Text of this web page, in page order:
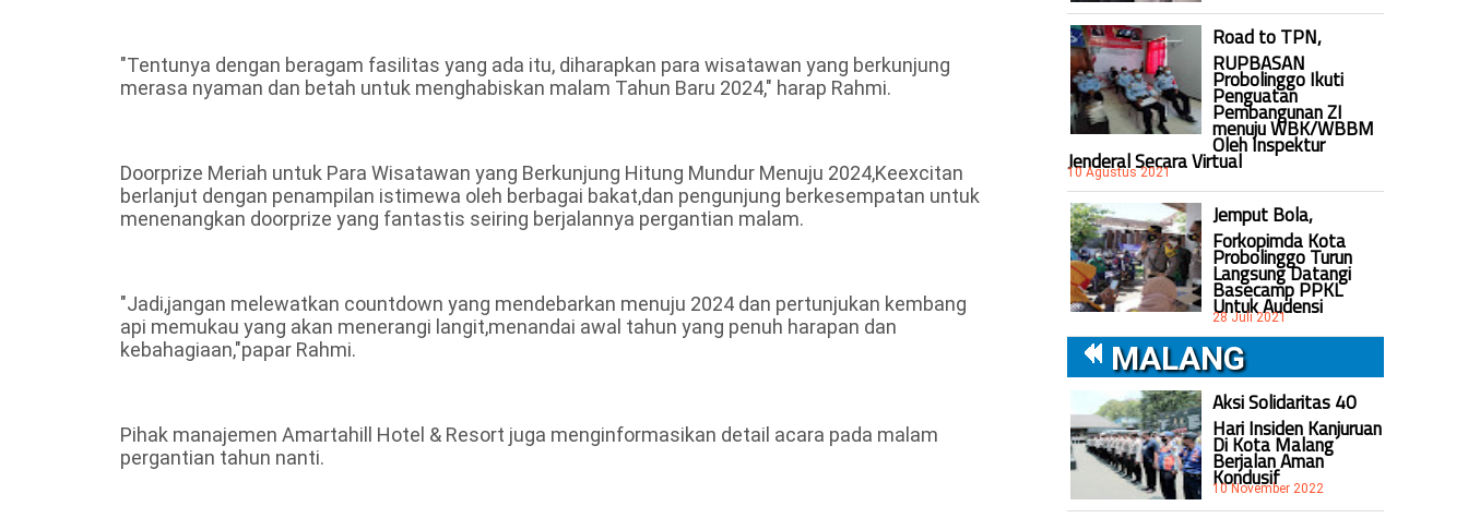
"Tentunya dengan beragam fasilitas yang ada itu, diharapkan para wisatawan yang berkunjung
merasa nyaman dan betah untuk menghabiskan malam Tahun Baru 2024," harap Rahmi.
Doorprize Meriah untuk Para Wisatawan yang Berkunjung Hitung Mundur Menuju 2024,Keexcitan
berlanjut dengan penampilan istimewa oleh berbagai bakat,dan pengunjung berkesempatan untuk
menenangkan doorprize yang fantastis seiring berjalannya pergantian malam.
"Jadi,jangan melewatkan countdown yang mendebarkan menuju 2024 dan pertunjukan kembang
api memukau yang akan menerangi langit,menandai awal tahun yang penuh harapan dan
kebahagiaan,"papar Rahmi.
Pihak manajemen Amartahill Hotel & Resort juga menginformasikan detail acara pada malam
pergantian tahun nanti.
Road to TPN,
RUPBASAN
Probolinggo Ikuti
Penguatan
Pembangunan ZI
menuju WBK/WBBM
Oleh Inspektur
Jenderal Secara Virtual
10 Agustus 2021
Jemput Bola,
Forkopimda Kota
Probolinggo Turun
Langsung Datangi
Basecamp PPKL
Untuk Audensi
28 Juli 2021
MALANG
Aksi Solidaritas 40
Hari Insiden Kanjuruan
Di Kota Malang
Berjalan Aman
Kondusif
10 November 2022